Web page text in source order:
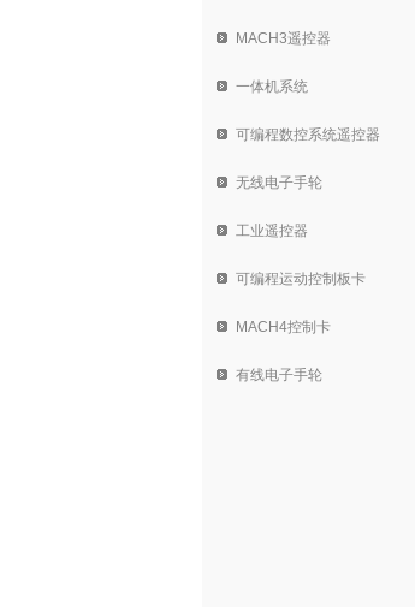
MACH3遥控器
一体机系统
可编程数控系统遥控器
无线电子手轮
工业遥控器
可编程运动控制板卡
MACH4控制卡
有线电子手轮